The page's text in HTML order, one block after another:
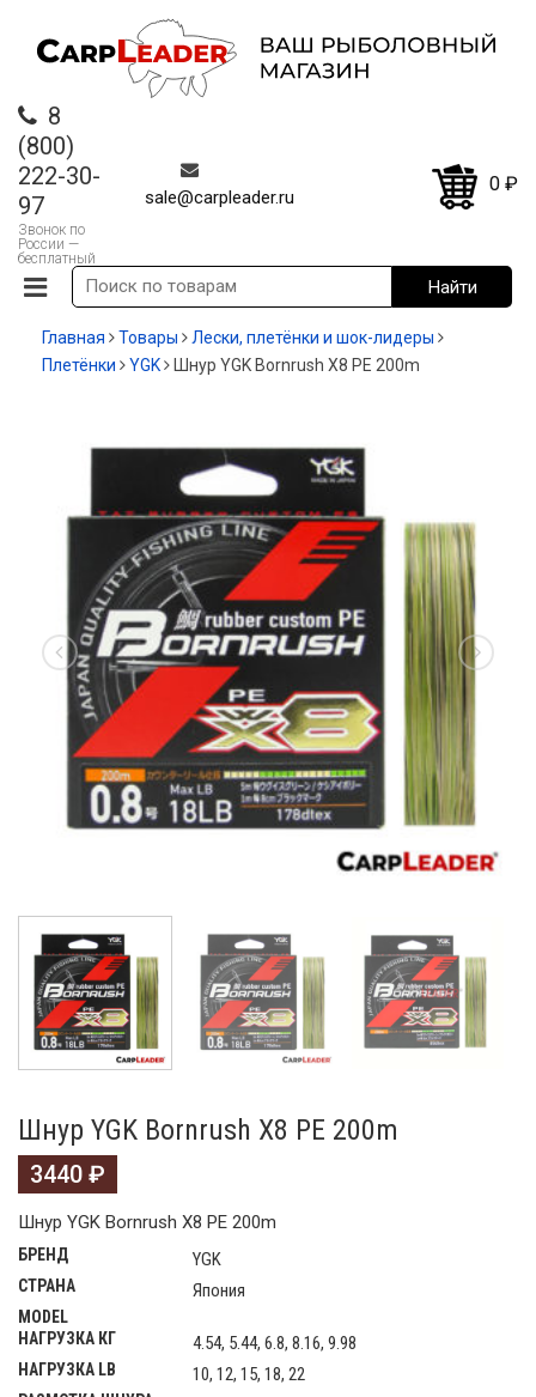
8
(800)
222-30-
97
Звонок по
России —
бесплатный
sale@carpleader.ru
0 ₽
Главная Товары
Лески, плетёнки и шок-лидеры
Плетёнки
YGK Шнур YGK Bornrush X8 PE 200m
Шнур YGK Bornrush X8 PE 200m
3440 ₽
Шнур YGK Bornrush X8 PE 200m
БРЕНД YGK
СТРАНА Япония
MODEL
НАГРУЗКА КГ
4.54, 5.44, 6.8, 8.16, 9.98
НАГРУЗКА LB 10, 12, 15, 18, 22